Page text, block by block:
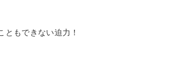
ともできない迫力！